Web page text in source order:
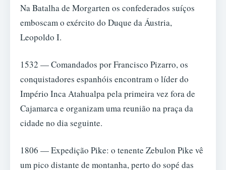
Na Batalha de Morgarten os confederados suíços
emboscam o exército do Duque da Áustria,
Leopoldo I.
1532 — Comandados por Francisco Pizarro, os
conquistadores espanhóis encontram o líder do
Império Inca Atahualpa pela primeira vez fora de
Cajamarca e organizam uma reunião na praça da
cidade no dia seguinte.
1806 — Expedição Pike: o tenente Zebulon Pike vê
um pico distante de montanha, perto do sopé das